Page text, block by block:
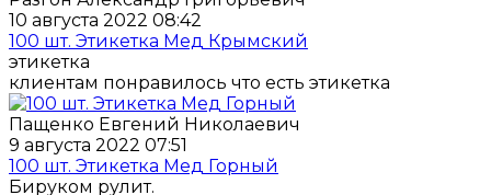
10 августа 2022 08:42
100 шт. Этикетка Мед Крымский
этикетка
клиентам понравилось что есть этикетка
Пащенко Евгений Николаевич
9 августа 2022 07:51
100 шт. Этикетка Мед Горный
Бируком рулит.